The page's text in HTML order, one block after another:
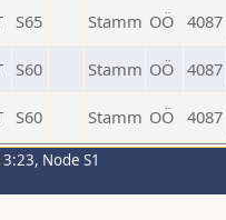
S65 Stamm OÖ 4087
S60 Stamm OÖ 4087
S60 Stamm OÖ 4087
Node S1